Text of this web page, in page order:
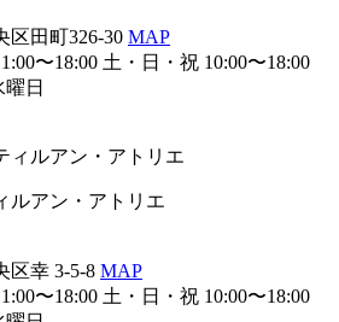
区田町326-30 MAP
〜18:00 土・日・祝 10:00〜18:00
日
ルアン・アトリエ
区幸 3-5-8 MAP
〜18:00 土・日・祝 10:00〜18:00